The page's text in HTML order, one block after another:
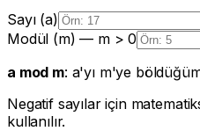
Sayı (a)
Modül (m) — m > 0
a mod m: a'yı m'ye
Negatif sayılar için
kullanılır.